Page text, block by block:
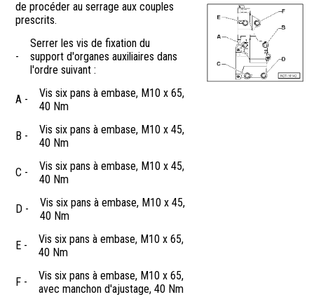
de procéder au serrage aux couples
prescrits.
-
Serrer les vis de fixation du
support d'organes auxiliaires dans
l'ordre suivant :
A -
Vis six pans à embase, M10 x 65,
40 Nm
B -
Vis six pans à embase, M10 x 45,
40 Nm
C -
Vis six pans à embase, M10 x 45,
40 Nm
D -
Vis six pans à embase, M10 x 45,
40 Nm
E -
Vis six pans à embase, M10 x 65,
40 Nm
F -
Vis six pans à embase, M10 x 65,
avec manchon d'ajustage, 40 Nm